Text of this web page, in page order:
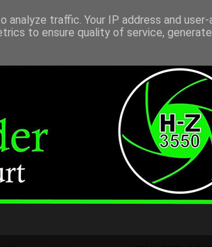
traffic. Your IP address and
to ensure quality of service,